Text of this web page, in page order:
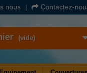
nous | Contactez-
(vide)